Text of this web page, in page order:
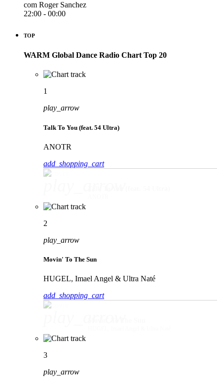
com Roger Sanchez
22:00 - 00:00
TOP
WARM Global Dance Radio Chart Top 20
1
play_arrow
Talk To You (feat. 54 Ultra)
ANOTR
add_shopping_cart
2
play_arrow
Movin' To The Sun
HUGEL, Imael Angel & Ultra Naté
add_shopping_cart
3
play_arrow